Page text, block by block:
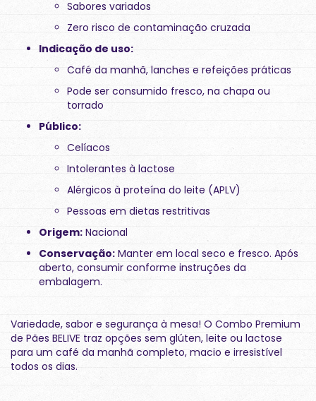
Sabores variados
Zero risco de contaminação cruzada
Indicação de uso:
Café da manhã, lanches e refeições práticas
Pode ser consumido fresco, na chapa ou
torrado
Público:
Celíacos
Intolerantes à lactose
Alérgicos à proteína do leite (APLV)
Pessoas em dietas restritivas
Origem: Nacional
Conservação: Manter em local seco e fresco. Após
aberto, consumir conforme instruções da
embalagem.
Variedade, sabor e segurança à mesa! O Combo Premium
de Pães BELIVE traz opções sem glúten, leite ou lactose
para um café da manhã completo, macio e irresistível
todos os dias.